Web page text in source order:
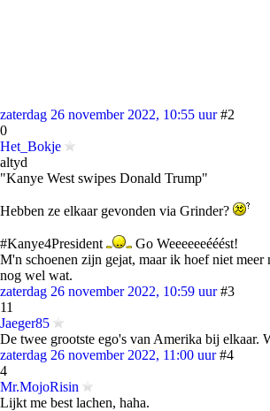
zaterdag 26 november 2022, 10:55 uur #2
0
Het_Bokje
altyd
"Kanye West swipes Donald Trump"
Hebben ze elkaar gevonden via Grinder?
#Kanye4President
Go Weeeeeeééést!
M'n schoenen zijn gejat, maar ik hoef niet meer
nog wel wat.
zaterdag 26 november 2022, 10:59 uur #3
11
Jaeger85
De twee grootste ego's van Amerika bij elkaar.
zaterdag 26 november 2022, 11:00 uur #4
4
Mr.MojoRisin
Lijkt me best lachen, haha.